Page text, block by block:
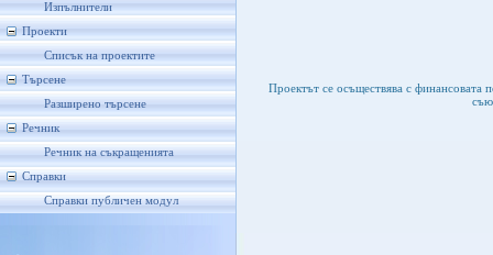
Изпълнители
Проекти
Списък на проектите
Търсене
Разширено търсене
Речник
Речник на съкращенията
Справки
Справки публичен модул
Проектът се осъществява с финансовата